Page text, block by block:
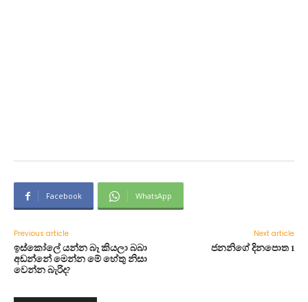
Facebook WhatsApp
Previous article
ඉස්කෝලේ යන්න බෑ කියලා බබා
අඬන්නේ මෙන්න මේ හේතු නිසා
වෙන්න බැරිද?
Next article
ජනනිගේ දිනපොත 1